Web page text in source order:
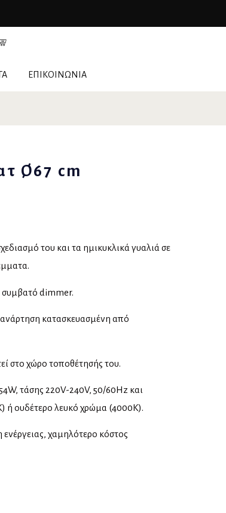
ΕΠΙΚΟΙΝΩΝΙΑ
Ø67 cm
του και τα ημικυκλικά γυαλιά σε
συμβατό dimmer.
κατασκευασμένη από
στο χώρο τοποθέτησής του.
τάσης 220V-240V, 50/60Hz και
ή ουδέτερο λευκό χρώμα (4000K).
χαμηλότερο κόστος